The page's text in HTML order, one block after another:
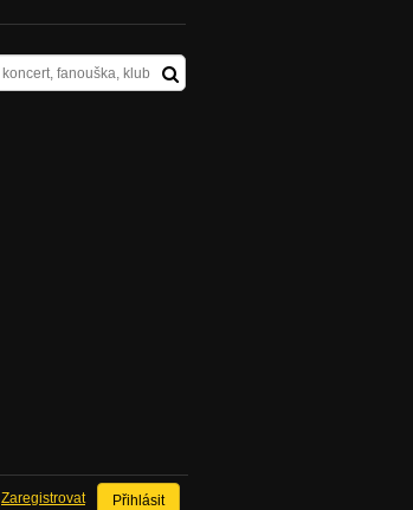
Přihlásit
Zaregistrovat